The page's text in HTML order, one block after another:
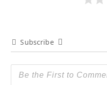
Subscribe